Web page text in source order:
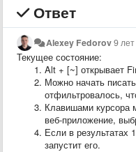
Ответ
Alexey Fedorov9
Текущее состояние:
Alt + [~] открывает
Можно начать
отфильтровалось,
Клавишами курсора
веб-приложение,
Если в результатах
запустит его.